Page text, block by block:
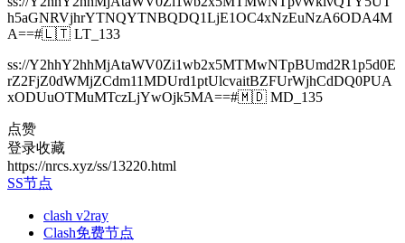
h5aGNRVjhrYTNQYTNBQDQ1LjE1OC4xNzEuNzA6ODA4M
A==#🇱🇹 LT_133
ss://Y2hhY2hhMjAtaWV0Zi1wb2x5MTMwNTpBUmd2R1p5d0E
rZ2FjZ0dWMjZCdm11MDUrd1ptUlcvaitBZFUrWjhCdDQ0PUA
xODUuOTMuMTczLjYwOjk5MA==#🇲🇩 MD_135
点赞
登录收藏
https://nrcs.xyz/ss/13220.html
SS节点
clash v2ray
Clash免费节点